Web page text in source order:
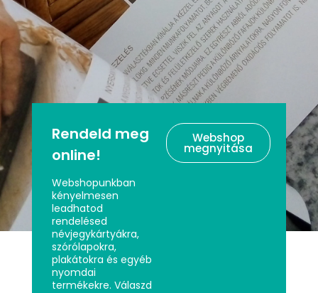
Rendeld meg
online!
Webshopunkban
kényelmesen
leadhatod
rendelésed
névjegykártyákra,
szórólapokra,
plakátokra és egyéb
nyomdai
termékekre. Válaszd
Webshop
megnyitása